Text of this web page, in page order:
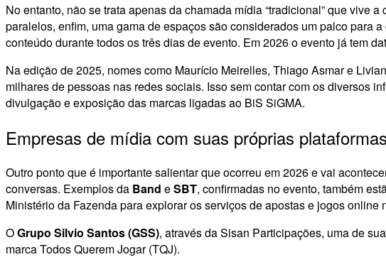
No entanto, não se trata apenas da chamada mídia “tradicional” que vive
paralelos, enfim, uma gama de espaços são considerados um palco para
conteúdo durante todos os três dias de evento. Em 2026 o evento já tem
Na edição de 2025, nomes como Maurício Meirelles, Thiago Asmar e
milhares de pessoas nas redes sociais. Isso sem contar com os diversos
divulgação e exposição das marcas ligadas ao BiS SiGMA.
Empresas de mídia com suas próprias
Outro ponto que é importante salientar que ocorreu em 2026 e vai
conversas. Exemplos da Band eSBT, confirmadas no evento, também
Ministério da Fazenda para explorar os serviços de apostas e jogos online
OGrupo Silvio Santos (GSS), através da Sisan Participações, uma de
marca Todos Querem Jogar (TQJ).